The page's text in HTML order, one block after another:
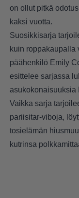
on ollut pitkä
kaksi vuotta.
Suosikkisarja
kuin roppakaupalla
päähenkilö Emily
esittelee sarjassa
asukokonaisuuksia
Vaikka sarja
pariisitar-viboja,
tosielämän
kutrinsa